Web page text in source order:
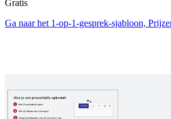
Gratis
Ga naar het 1-op-1-gesprek-sjabloon,